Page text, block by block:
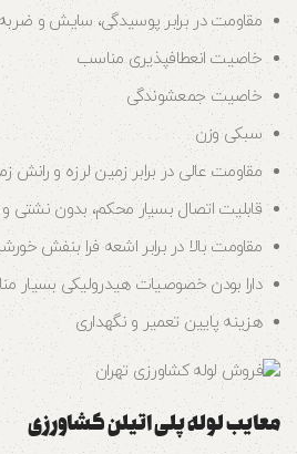
مقاومت در برابر پوسیدگی، سایش و ضربه
خاصیت انعطافپذیری مناسب
خاصیت جمعشوندگی
سبکی وزن
مقاومت عالی در برابر زمین لرزه و رانش
قابلیت اتصال بسیار محکم، بدون نشتی
مقاومت بالا در برابر اشعه فرا بنفش
دارا بودن خصوصیات هیدرولیکی بسیار
هزینه پایین تعمیر و نگهداری
معایب لوله پلی اتیلن کشاورزی